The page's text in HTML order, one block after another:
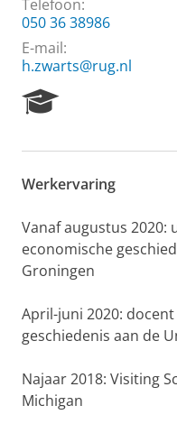
Telefoon:
050 36 38986
E-mail:
h.zwarts@rug.nl
e
r
h
P
o
r
a
l
Werkervaring
Vanaf augustus 2020:
economische
Groningen
April-juni 2020:
geschiedenis aan de
Najaar 2018: Visiting
Michigan